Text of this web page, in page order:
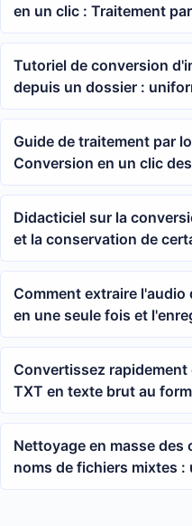
en un clic : Traitement
WEBP, HEIC, AVIF
Tutoriel de conversion
depuis un dossier :
AVIF, BMP, WEBP, HEIC,
Guide de traitement par
Conversion en un clic
présentations avec
Didacticiel sur la
et la conservation de
uniquement
Comment extraire
en une seule fois et
Convertissez
TXT en texte brut au
Nettoyage en masse des
noms de fichiers mixtes
fichiers Word, Excel et